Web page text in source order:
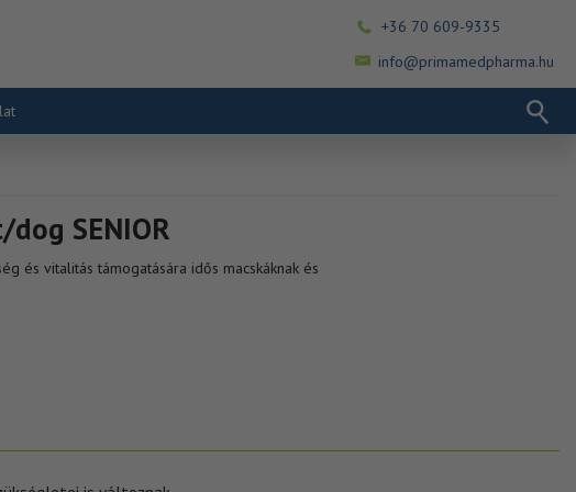
+36 70 609-9335
info@primamedpharma.hu
SENIOR
és vitalitás támogatására idős macskáknak és